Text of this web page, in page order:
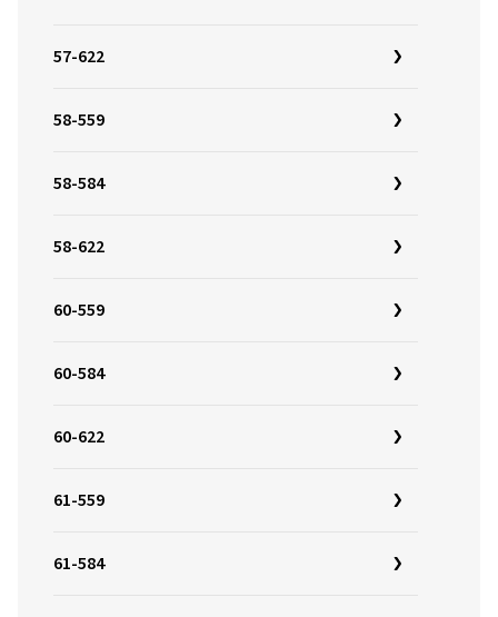
57-622
58-559
58-584
58-622
60-559
60-584
60-622
61-559
61-584